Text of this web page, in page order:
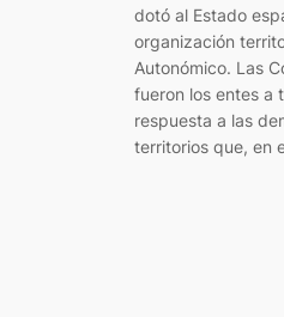
dotó al Estado
organización
Autonómico. Las
fueron los entes a
respuesta a las
territorios que, en